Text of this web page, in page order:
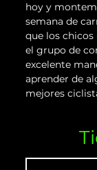
hoy y
semana de
que los chicos
el grupo de
excelente
aprender de
mejores